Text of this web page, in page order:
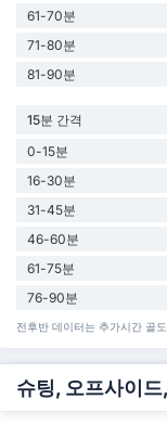
61-70분
71-80분
81-90분
15분 간격
0-15분
16-30분
31-45분
46-60분
61-75분
76-90분
전후반 데이터는 추가시간 골
슈팅, 오프사이